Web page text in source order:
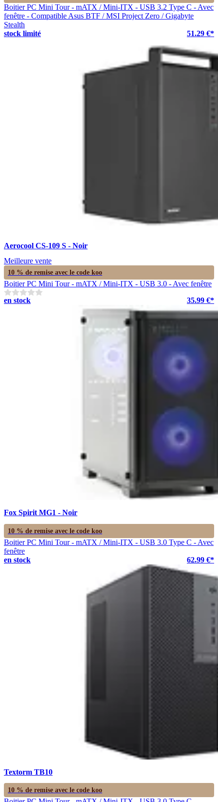
Boitier PC Mini Tour - mATX / Mini-ITX - USB 3.2 Type C - Avec
fenêtre - Compatible Asus BTF / MSI Project Zero / Gigabyte
Stealth
stock limité
51.29 €*
Aerocool CS-109 S - Noir
Meilleure vente
10 % de remise avec le code koo
Boitier PC Mini Tour - mATX / Mini-ITX - USB 3.0 - Avec fenêtre
en stock
35.99 €*
Fox Spirit MG1 - Noir
10 % de remise avec le code koo
Boitier PC Mini Tour - mATX / Mini-ITX - USB 3.0 Type C - Avec
fenêtre
en stock
62.99 €*
Textorm TB10
10 % de remise avec le code koo